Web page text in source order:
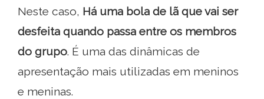
Neste caso, Há uma bola de lã que vai ser
desfeita quando passa entre os membros
do grupo. É uma das dinâmicas de
apresentação mais utilizadas em meninos
e meninas.